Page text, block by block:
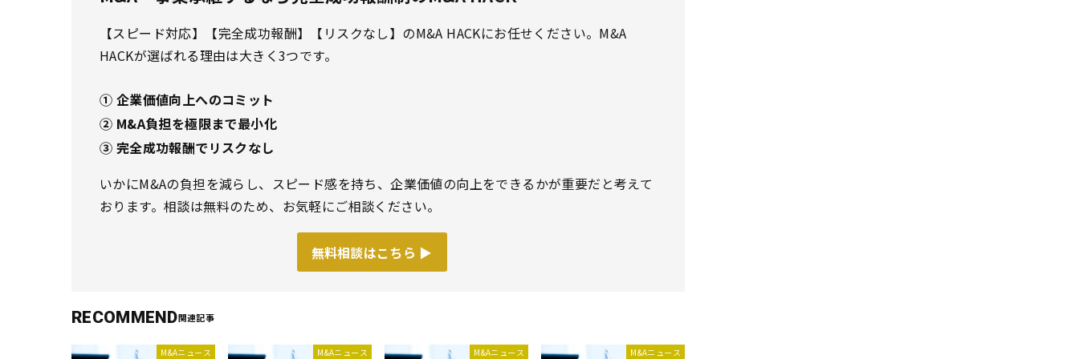
【スピード対応】【完全成功報酬】【リスクなし】のM&A HACKにお任せください。M&A
HACKが選ばれる理由は大きく3つです。
① 企業価値向上へのコミット
② M&A負担を極限まで最小化
③ 完全成功報酬でリスクなし
いかにM&Aの負担を減らし、スピード感を持ち、企業価値の向上をできるかが重要だと考えて
おります。相談は無料のため、お気軽にご相談ください。
無料相談はこちら ▶︎
RECOMMEND
M&Aニュース M&Aニュース M&Aニュース M&Aニュース